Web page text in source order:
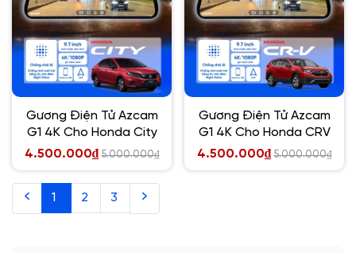
Gương Điện Tử Azcam
G1 4K Cho Honda City
4.500.000₫ 5.000.000₫
Gương Điện Tử Azcam
G1 4K Cho Honda CRV
4.500.000₫ 5.000.000₫
1 2 3